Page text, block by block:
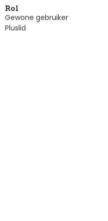
Rol
Gewone gebruiker
Pluslid